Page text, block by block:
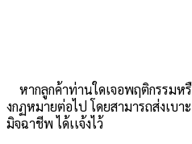
หากลูกค้าท่านใดเจอพฤติกรรมห
งกฏหมายต่อไป โดยสามารถส่งเบา
มิจฉาชีพ ได้เเจ้งไว้